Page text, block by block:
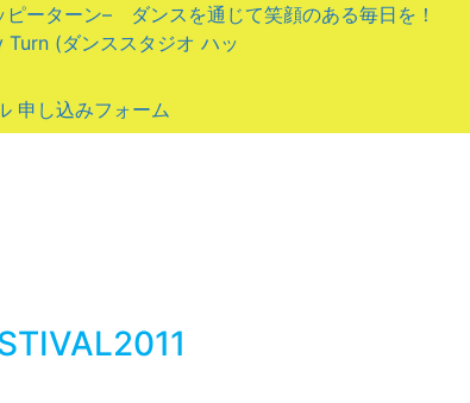
ーターン– ダンスを通じて笑顔のある毎日を！
(ダンススタジオ ハッ
申し込みフォーム